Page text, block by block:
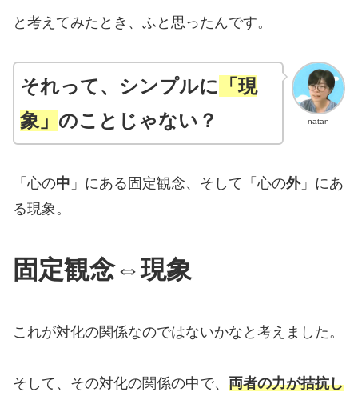
と考えてみたとき、ふと思ったんです。
natan
それって、シンプルに 「現
象」 のことじゃない？
「心の中 」にある固定観念、そして「心の外」にあ
る現象。
固定観念⇔現象
これが対化の関係なのではないかなと考えました。
そして、その対化の関係の中で、 両者の力が拮抗し